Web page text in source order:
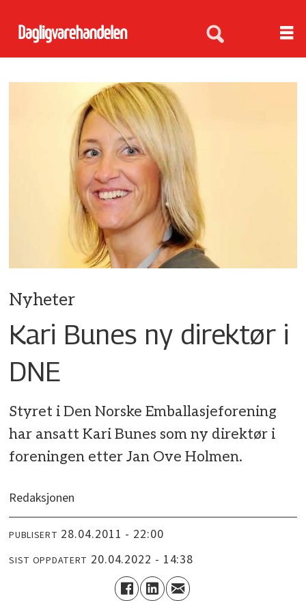
Nyheter
Kari Bunes ny direktør i
DNE
Styret i Den Norske Emballasjeforening
har ansatt Kari Bunes som ny direktør i
foreningen etter Jan Ove Holmen.
Redaksjonen
PUBLISERT 28.04.2011 - 22:00
SIST OPPDATERT 20.04.2022 - 14:38